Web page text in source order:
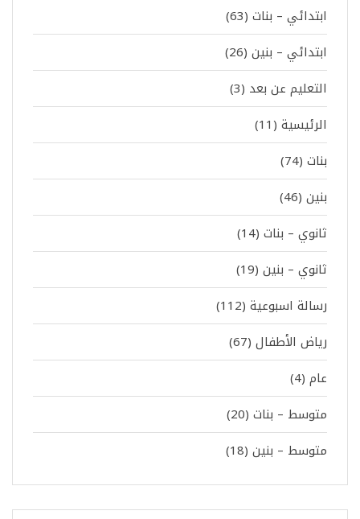
ابتدائي – بنات (63)
ابتدائي – بنين (26)
التعليم عن بعد (3)
الرئيسية (11)
بنات (74)
بنين (46)
ثانوي – بنات (14)
ثانوي – بنين (19)
رسالة اسبوعية (112)
رياض الأطفال (67)
عام (4)
متوسط – بنات (20)
متوسط – بنين (18)